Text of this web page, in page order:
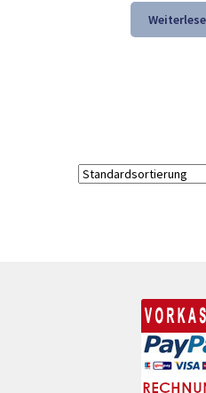
war:
196,94 €